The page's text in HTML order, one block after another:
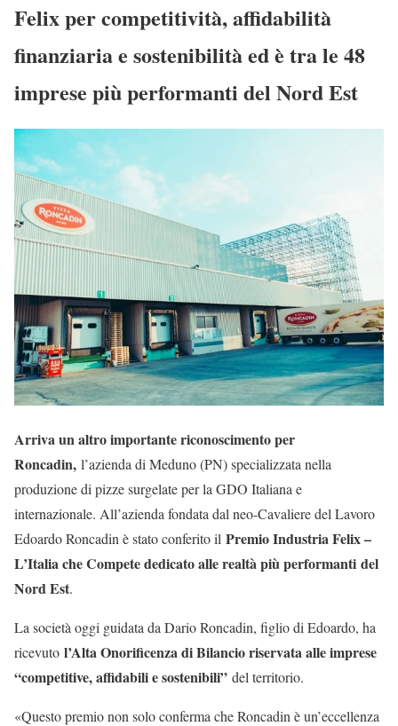
Felix per competitività, affidabilità
finanziaria e sostenibilità ed è tra le 48
imprese più performanti del Nord Est
Arriva un altro importante riconoscimento per
Roncadin, l’azienda di Meduno (PN) specializzata nella
produzione di pizze surgelate per la GDO Italiana e
internazionale. All’azienda fondata dal neo-Cavaliere del Lavoro
Edoardo Roncadin è stato conferito il Premio Industria Felix –
L’Italia che Compete dedicato alle realtà più performanti del
Nord Est.
La società oggi guidata da Dario Roncadin, figlio di Edoardo, ha
ricevuto l’Alta Onorificenza di Bilancio riservata alle imprese
“competitive, affidabili e sostenibili” del territorio.
«Questo premio non solo conferma che Roncadin è un’eccellenza